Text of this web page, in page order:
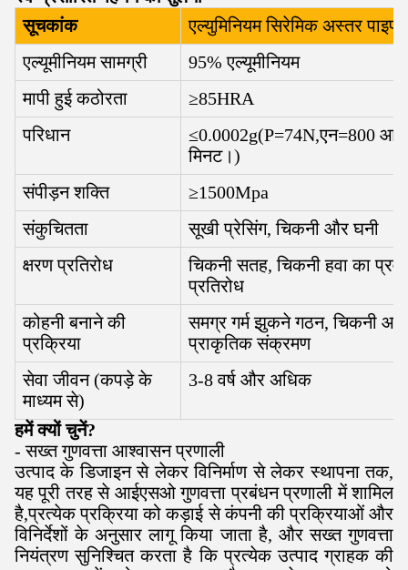
सूचकांक
एल्युमिनियम सिरेमिक अस्तर पाइप
एल्यूमीनियम सामग्री
95% एल्यूमीनियम
मापी हुई कठोरता
≥85HRA
परिधान
≤0.0002g(P=74N,एन=800
मिनट।)
संपीड़न शक्ति
≥1500Mpa
संकुचितता
सूखी प्रेसिंग, चिकनी और घनी
क्षरण प्रतिरोध
चिकनी सतह, चिकनी हवा का
प्रतिरोध
कोहनी बनाने की
प्रक्रिया
समग्र गर्म झुकने गठन, चिकनी
प्राकृतिक संक्रमण
सेवा जीवन (कपड़े के
माध्यम से)
3-8 वर्ष और अधिक
हमें क्यों चुनें?
- सख्त गुणवत्ता आश्वासन प्रणाली
उत्पाद के डिजाइन से लेकर विनिर्माण से लेकर स्थापना तक,
यह पूरी तरह से आईएसओ गुणवत्ता प्रबंधन प्रणाली में शामिल
है,प्रत्येक प्रक्रिया को कड़ाई से कंपनी की प्रक्रियाओं और
विनिर्देशों के अनुसार लागू किया जाता है, और सख्त गुणवत्ता
नियंत्रण सुनिश्चित करता है कि प्रत्येक उत्पाद ग्राहक की